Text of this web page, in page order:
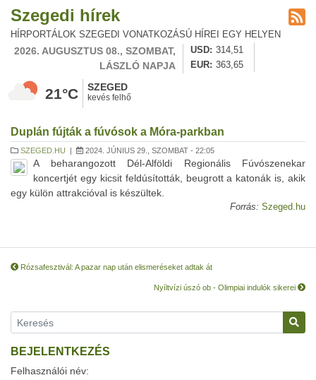
Szegedi hírek
HÍRPORTÁLOK SZEGEDI VONATKOZÁSÚ HÍREI EGY HELYEN
2026. AUGUSZTUS 08., SZOMBAT,
LÁSZLÓ NAPJA
USD
314,51
EUR
363,65
21°C SZEGED
kevés felhő
Duplán fújták a fúvósok a Móra-parkban
SZEGED.HU | 2024. JÚNIUS 29., SZOMBAT - 22:05
A beharangozott Dél-Alföldi Regionális Fúvószenekar
koncertjét egy kicsit feldúsították, beugrott a katonák is, akik
egy külön attrakcióval is készültek.
Forrás: Szeged.hu
Rózsafesztivál: A pazar nap után elismeréseket adtak át
Nyíltvízi úszó ob - Olimpiai indulók sikerei
BEJELENTKEZÉS
Felhasználói név: